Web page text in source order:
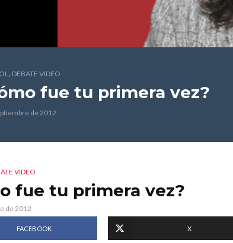
, DEBATE VIDEO
fue tu primera vez?
de 2012
VIDEO
fue tu primera vez?
de 2012
FACEBOOK X